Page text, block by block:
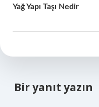
Yağ Yapı Taşı Nedir
Bir yanıt yazın